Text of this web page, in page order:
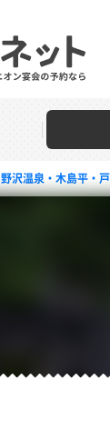
野沢温泉・木島平・